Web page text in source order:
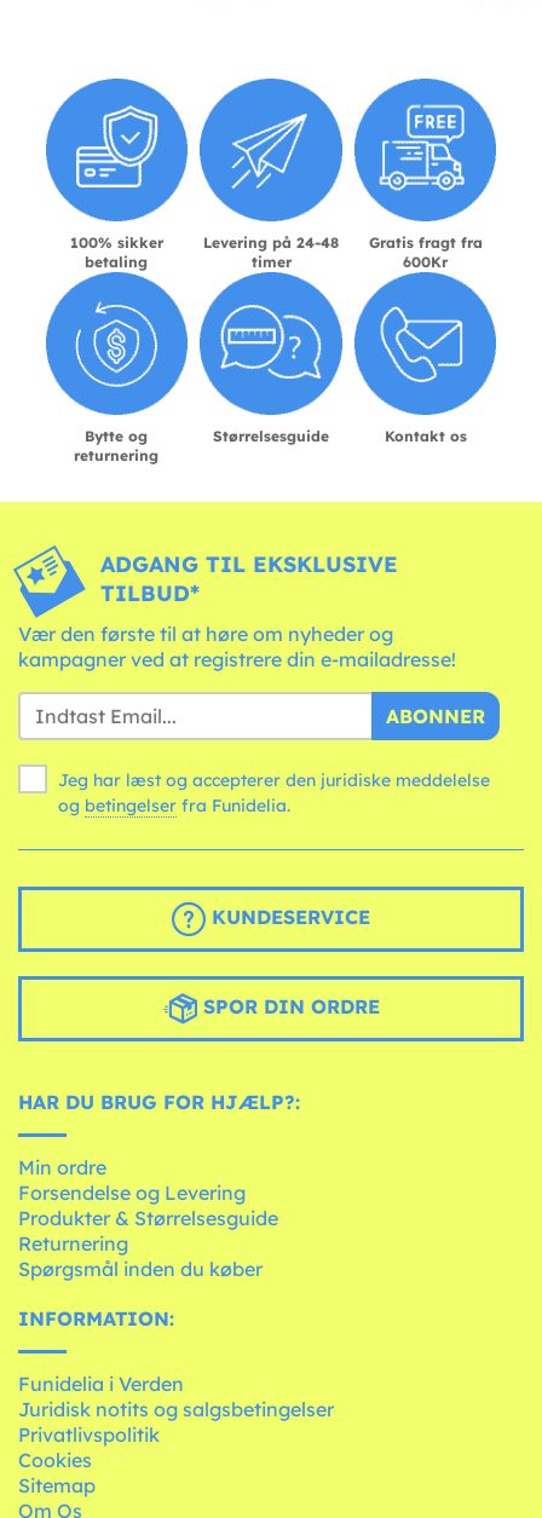
100% sikker
betaling
Levering på 24-48
timer
Gratis fragt fra
600Kr
Bytte og
returnering
Størrelsesguide Kontakt os
ADGANG TIL EKSKLUSIVE
TILBUD*
Vær den første til at høre om nyheder og
kampagner ved at registrere din e-mailadresse!
ABONNER
Jeg har læst og accepterer den juridiske meddelelse
og betingelser fra Funidelia.
KUNDESERVICE
SPOR DIN ORDRE
HAR DU BRUG FOR HJÆLP?:
Min ordre
Forsendelse og Levering
Produkter & Størrelsesguide
Returnering
Spørgsmål inden du køber
INFORMATION:
Funidelia i Verden
Juridisk notits og salgsbetingelser
Privatlivspolitik
Cookies
Sitemap
Om Os